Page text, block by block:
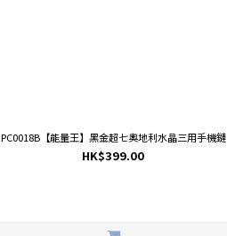
PC0018B【能量王】黑金超七奧地利水晶三用手機鏈
HK$399.00